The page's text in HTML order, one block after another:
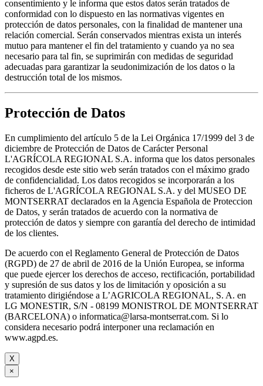
consentimiento y le informa que estos datos serán tratados de
conformidad con lo dispuesto en las normativas vigentes en
protección de datos personales, con la finalidad de mantener una
relación comercial. Serán conservados mientras exista un interés
mutuo para mantener el fin del tratamiento y cuando ya no sea
necesario para tal fin, se suprimirán con medidas de seguridad
adecuadas para garantizar la seudonimización de los datos o la
destrucción total de los mismos.
Protección de Datos
En cumplimiento del artículo 5 de la Lei Orgánica 17/1999 del 3 de
diciembre de Protección de Datos de Carácter Personal
L'AGRÍCOLA REGIONAL S.A. informa que los datos personales
recogidos desde este sitio web serán tratados con el máximo grado
de confidencialidad. Los datos recogidos se incorporarán a los
ficheros de L'AGRÍCOLA REGIONAL S.A. y del MUSEO DE
MONTSERRAT declarados en la Agencia Española de Proteccion
de Datos, y serán tratados de acuerdo con la normativa de
protección de datos y siempre con garantía del derecho de intimidad
de los clientes.
De acuerdo con el Reglamento General de Protección de Datos
(RGPD) de 27 de abril de 2016 de la Unión Europea, se informa
que puede ejercer los derechos de acceso, rectificación, portabilidad
y supresión de sus datos y los de limitación y oposición a su
tratamiento dirigiéndose a L’AGRICOLA REGIONAL, S. A. en
LG MONESTIR, S/N - 08199 MONISTROL DE MONTSERRAT
(BARCELONA) o informatica@larsa-montserrat.com. Si lo
considera necesario podrá interponer una reclamación en
www.agpd.es.
X
×